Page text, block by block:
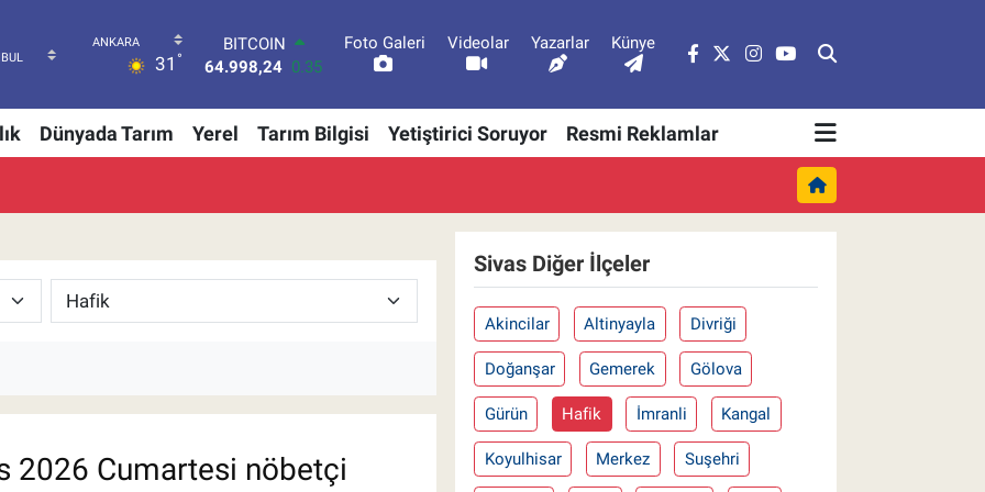
31 °
BITCOIN
64.998,24 0.35
47,7436 0.18
EURO
55,2510 0.32
Foto Galeri Videolar Yazarlar Künye
Dünyada Tarım Yerel Tarım Bilgisi Yetiştirici Soruyor Resmi Reklamlar
2026 Cumartesi nöbetçi
Sivas Diğer İlçeler
Akincilar Altinyayla Divriği
Doğanşar Gemerek Gölova
Gürün Hafik İmranli Kangal
Koyulhisar Merkez Suşehri